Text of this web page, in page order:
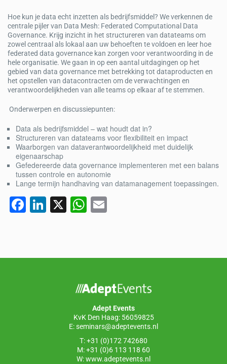
Hoe kun je data echt inzetten als bedrijfsmiddel? We verkennen de
centrale pijler van Data Mesh: Federated Computational Data
Governance. Krijg inzicht in het structureren van datateams om
zowel centraal als lokaal aan uw behoeften te voldoen en leer hoe
federated data governance kan zorgen voor verantwoording in de
hele organisatie. We gaan in op een aantal uitdagingen op het
gebied van data governance met betrekking tot dataproducten en
het opstellen van datacontracten om de verwachtingen en
verantwoordelijkheden van alle teams op elkaar af te stemmen.
Onderwerpen en discussiepunten:
Data als bedrijfsmiddel – wat houdt dat in?
Structureren van datateams voor flexibiliteit en impact
Waarborgen van dataverantwoordelijkheid met duidelijk
eigenaarschap
Gefedereerde data governance implementeren met een balans
tussen controle en autonomie
Lange termijn handhaving van datamanagement toepassingen.
F
e
Li
e
X W
s
p
p
Adept Events
KvK Den Haag: 56059825
E:seminars@adeptevents.nl
T: +31 (0)172 742680
M: +31 (0)6 113 118 60
W:www.adeptevents.nl